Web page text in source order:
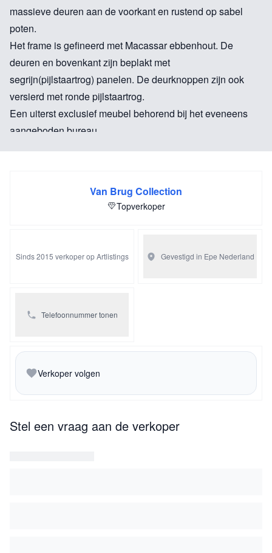
massieve deuren aan de voorkant en rustend op sabel
poten.
Het frame is gefineerd met Macassar ebbenhout. De
deuren en bovenkant zijn beplakt met
segrijn(pijlstaartrog) panelen. De deurknoppen zijn ook
versierd met ronde pijlstaartrog.
Een uiterst exclusief meubel behorend bij het eveneens
aangeboden bureau.
Van Brug Collection
Topverkoper
Sinds 2015 verkoper op Artlistings Gevestigd in Epe Nederland
Telefoonnummer tonen
Verkoper volgen
Stel een vraag aan de verkoper